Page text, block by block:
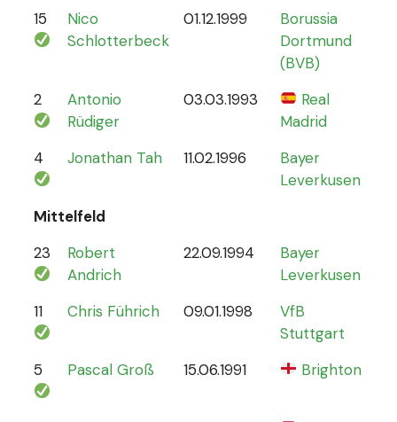
15
Nico
Schlotterbeck
01.12.1999
Borussia
Dortmund
(BVB)
2
Antonio
Rüdiger
03.03.1993
Real
Madrid
4 Jonathan Tah 11.02.1996
Bayer
Leverkusen
Mittelfeld
23
Robert
Andrich
22.09.1994
Bayer
Leverkusen
11 Chris Führich 09.01.1998
VfB
Stuttgart
5 Pascal Groß 15.06.1991 Brighton